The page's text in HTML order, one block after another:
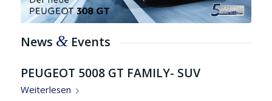
News &Events
PEUGEOT 5008 GT FAMILY- SUV
Weiterlesen